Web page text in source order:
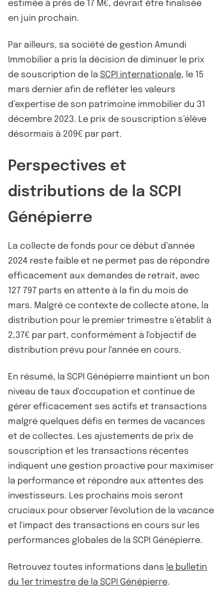
estimée à près de 17 M€, devrait être finalisée
en juin prochain.
Par ailleurs, sa société de gestion Amundi
Immobilier a pris la décision de diminuer le prix
de souscription de la SCPI internationale, le 15
mars dernier afin de refléter les valeurs
d’expertise de son patrimoine immobilier du 31
décembre 2023. Le prix de souscription s’élève
désormais à 209€ par part.
Perspectives et
distributions de la SCPI
Génépierre
La collecte de fonds pour ce début d’année
2024 reste faible et ne permet pas de répondre
efficacement aux demandes de retrait, avec
127 797 parts en attente à la fin du mois de
mars. Malgré ce contexte de collecte atone, la
distribution pour le premier trimestre s’établit à
2,37€ par part, conformément à l'objectif de
distribution prévu pour l'année en cours.
En résumé, la SCPI Génépierre maintient un bon
niveau de taux d'occupation et continue de
gérer efficacement ses actifs et transactions
malgré quelques défis en termes de vacances
et de collectes. Les ajustements de prix de
souscription et les transactions récentes
indiquent une gestion proactive pour maximiser
la performance et répondre aux attentes des
investisseurs. Les prochains mois seront
cruciaux pour observer l'évolution de la vacance
et l'impact des transactions en cours sur les
performances globales de la SCPI Génépierre.
Retrouvez toutes informations dans le bulletin
du 1er trimestre de la SCPI Génépierre.